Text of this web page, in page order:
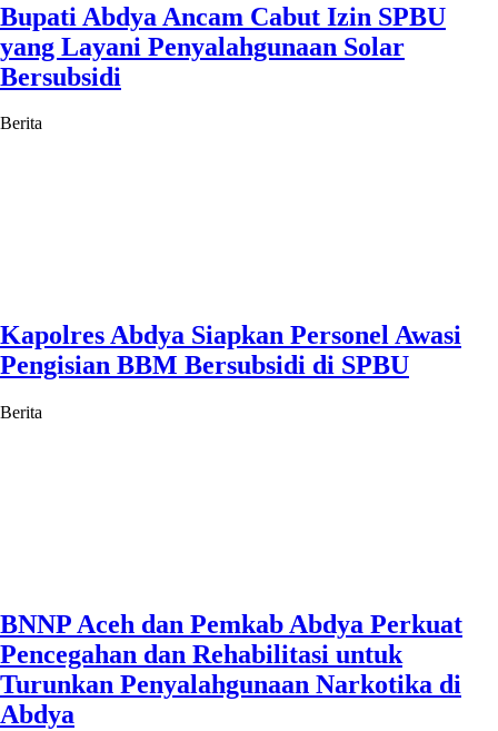
Bupati Abdya Ancam Cabut Izin SPBU
yang Layani Penyalahgunaan Solar
Bersubsidi
Berita
Kapolres Abdya Siapkan Personel Awasi
Pengisian BBM Bersubsidi di SPBU
Berita
BNNP Aceh dan Pemkab Abdya Perkuat
Pencegahan dan Rehabilitasi untuk
Turunkan Penyalahgunaan Narkotika di
Abdya